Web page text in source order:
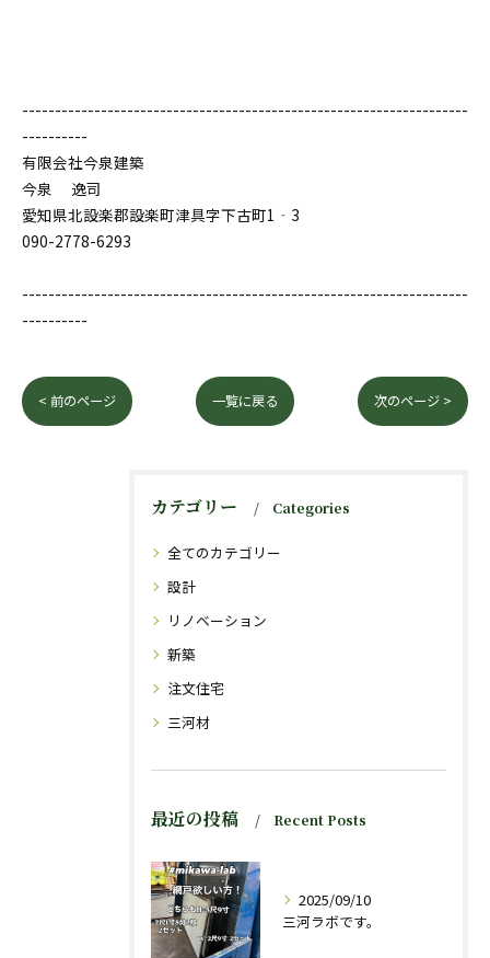
--------------------------------------------------------------------
----------
有限会社今泉建築
今泉 逸司
愛知県北設楽郡設楽町津具字下古町1‐3
090-2778-6293
--------------------------------------------------------------------
----------
< 前のページ 一覧に戻る 次のページ >
カテゴリー Categories
全てのカテゴリー
設計
リノベーション
新築
注文住宅
三河材
最近の投稿 Recent Posts
2025/09/10
三河ラボです。